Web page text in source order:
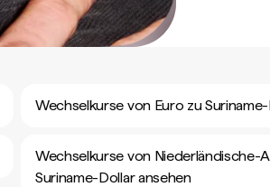
Wechselkurse von Euro zu
Wechselkurse von Niederländische-
Suriname-Dollar ansehen